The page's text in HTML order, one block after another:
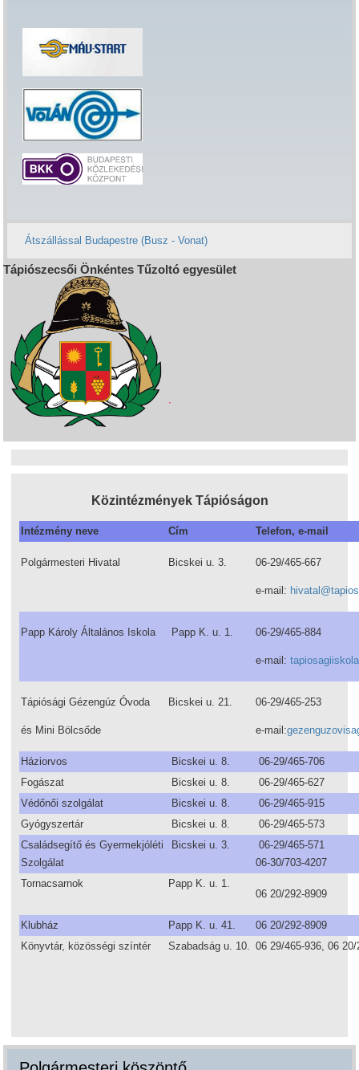
Átszállással Budapestre (Busz - Vonat)
Tápiószecsői Önkéntes Tűzoltó egyesület
Közintézmények Tápióságon
Intézmény neve Cím Telefon, e-mail
Polgármesteri Hivatal Bicskei u. 3. 06-29/465-667
e-mail:
Papp Károly Általános Iskola Papp K. u. 1. 06-29/465-884
e-mail:
Tápiósági Gézengúz Óvoda
és Mini Bölcsőde
Bicskei u. 21. 06-29/465-253
e-mail:
Háziorvos Bicskei u. 8.
06-29/465-706
Fogászat
Bicskei u. 8.
06-29/465-627
Védőnői szolgálat
Bicskei u. 8.
06-29/465-915
Gyógyszertár
Bicskei u. 8.
06-29/465-573
Családsegítő és Gyermekjóléti
Szolgálat
Bicskei u. 3.
06-29/465-571
06-30/703-4207
Tornacsarnok
Papp K. u. 1.
06 20/292-8909
Klubház Papp K. u. 41.
06 20/292-8909
Könyvtár, közösségi színtér
Szabadság u. 10. 06 29/465-936, 06 20/